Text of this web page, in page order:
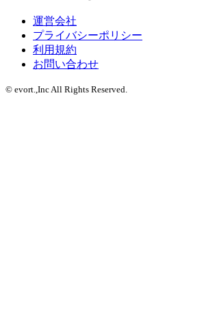
運営会社
プライバシーポリシー
利用規約
お問い合わせ
© evort.,Inc All Rights Reserved.